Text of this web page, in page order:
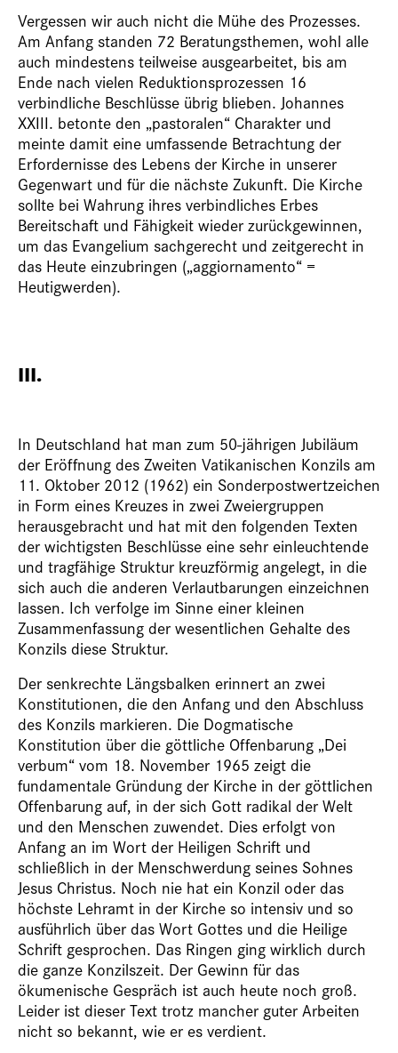
Vergessen wir auch nicht die Mühe des Prozesses.
Am Anfang standen 72 Beratungsthemen, wohl alle
auch mindestens teilweise ausgearbeitet, bis am
Ende nach vielen Reduktionsprozessen 16
verbindliche Beschlüsse übrig blieben. Johannes
XXIII. betonte den „pastoralen“ Charakter und
meinte damit eine umfassende Betrachtung der
Erfordernisse des Lebens der Kirche in unserer
Gegenwart und für die nächste Zukunft. Die Kirche
sollte bei Wahrung ihres verbindliches Erbes
Bereitschaft und Fähigkeit wieder zurückgewinnen,
um das Evangelium sachgerecht und zeitgerecht in
das Heute einzubringen („aggiornamento“ =
Heutigwerden).
III.
In Deutschland hat man zum 50-jährigen Jubiläum
der Eröffnung des Zweiten Vatikanischen Konzils am
11. Oktober 2012 (1962) ein Sonderpostwertzeichen
in Form eines Kreuzes in zwei Zweiergruppen
herausgebracht und hat mit den folgenden Texten
der wichtigsten Beschlüsse eine sehr einleuchtende
und tragfähige Struktur kreuzförmig angelegt, in die
sich auch die anderen Verlautbarungen einzeichnen
lassen. Ich verfolge im Sinne einer kleinen
Zusammenfassung der wesentlichen Gehalte des
Konzils diese Struktur.
Der senkrechte Längsbalken erinnert an zwei
Konstitutionen, die den Anfang und den Abschluss
des Konzils markieren. Die Dogmatische
Konstitution über die göttliche Offenbarung „Dei
verbum“ vom 18. November 1965 zeigt die
fundamentale Gründung der Kirche in der göttlichen
Offenbarung auf, in der sich Gott radikal der Welt
und den Menschen zuwendet. Dies erfolgt von
Anfang an im Wort der Heiligen Schrift und
schließlich in der Menschwerdung seines Sohnes
Jesus Christus. Noch nie hat ein Konzil oder das
höchste Lehramt in der Kirche so intensiv und so
ausführlich über das Wort Gottes und die Heilige
Schrift gesprochen. Das Ringen ging wirklich durch
die ganze Konzilszeit. Der Gewinn für das
ökumenische Gespräch ist auch heute noch groß.
Leider ist dieser Text trotz mancher guter Arbeiten
nicht so bekannt, wie er es verdient.